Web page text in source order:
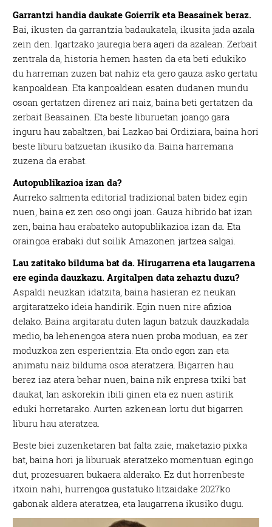
Garrantzi handia daukate Goierrik eta Beasainek beraz.
Bai, ikusten da garrantzia badaukatela, ikusita jada azala
zein den. Igartzako jauregia bera ageri da azalean. Zerbait
zentrala da, historia hemen hasten da eta beti edukiko
du harreman zuzen bat nahiz eta gero gauza asko gertatu
kanpoaldean. Eta kanpoaldean esaten dudanen mundu
osoan gertatzen direnez ari naiz, baina beti gertatzen da
zerbait Beasainen. Eta beste liburuetan joango gara
inguru hau zabaltzen, bai Lazkao bai Ordiziara, baina hori
beste liburu batzuetan ikusiko da. Baina harremana
zuzena da erabat.
Autopublikazioa izan da?
Aurreko salmenta editorial tradizional baten bidez egin
nuen, baina ez zen oso ongi joan. Gauza hibrido bat izan
zen, baina hau erabateko autopublikazioa izan da. Eta
oraingoa erabaki dut soilik Amazonen jartzea salgai.
Lau zatitako bilduma bat da. Hirugarrena eta laugarrena
ere eginda dauzkazu. Argitalpen data zehaztu duzu?
Aspaldi neuzkan idatzita, baina hasieran ez neukan
argitaratzeko ideia handirik. Egin nuen nire afizioa
delako. Baina argitaratu duten lagun batzuk dauzkadala
medio, ba lehenengoa atera nuen proba moduan, ea zer
moduzkoa zen esperientzia. Eta ondo egon zan eta
animatu naiz bilduma osoa ateratzera.Bigarren hau
berez iaz atera behar nuen, baina nik enpresa txiki bat
daukat, lan askorekin ibili ginen eta ez nuen astirik
eduki horretarako. Aurten azkenean lortu dut bigarren
liburu hau ateratzea.
Beste biei zuzenketaren bat falta zaie, maketazio pixka
bat, baina hori ja liburuak ateratzeko momentuan egingo
dut, prozesuaren bukaera alderako. Ez dut horrenbeste
itxoin nahi, hurrengoa gustatuko litzaidake 2027ko
gabonak aldera ateratzea, eta laugarrena ikusiko dugu.